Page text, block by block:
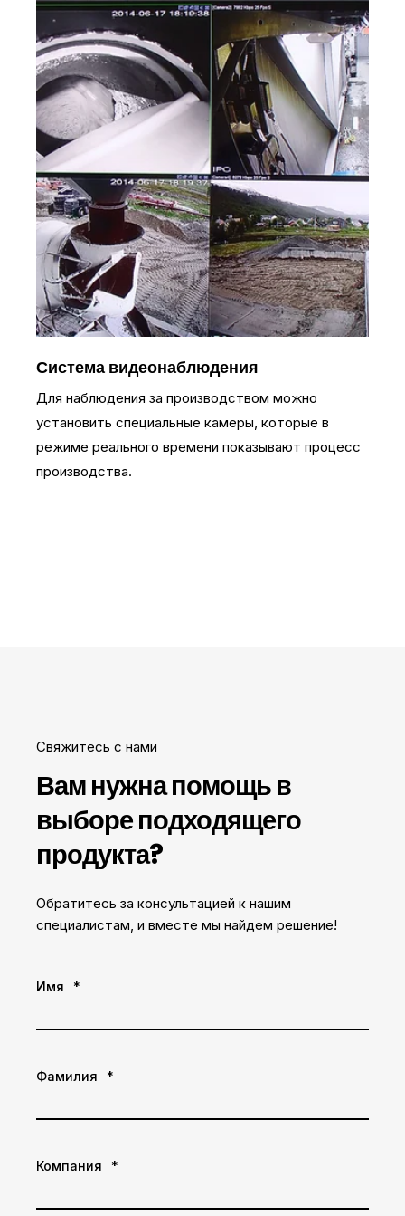
Система видеонаблюдения
Для наблюдения за производством можно
установить специальные камеры, которые в
режиме реального времени показывают процесс
производства.
Свяжитесь с нами
Вам нужна помощь в
выборе подходящего
продукта?
Обратитесь за консультацией к нашим
специалистам, и вместе мы найдем решение!
Имя *
Фамилия *
Компания *